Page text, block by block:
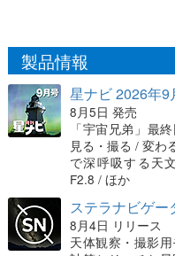
製品情報
星ナビ 2026年9
8月5日 発売
「宇宙兄弟」最
見る・撮る / 変わ
で深呼吸する天
F2.8 / ほか
ステラナビゲー
8月4日 リリース
天体観察・撮影